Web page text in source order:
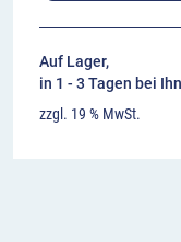
Auf Lager,
in 1 - 3 Tagen bei
zzgl. 19 % MwSt.